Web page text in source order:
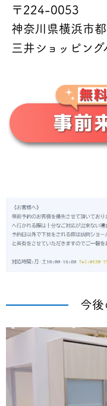
〒224-0053
神奈川県横浜市
三井ショッピン
今後